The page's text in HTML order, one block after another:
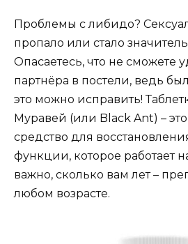
Проблемы с либидо?
пропало или стало
Опасаетесь, что не сможете
партнёра в постели, ведь
это можно исправить!
Муравей (или Black Ant) –
средство для
функции, которое работает
важно, сколько вам лет –
любом возрасте.